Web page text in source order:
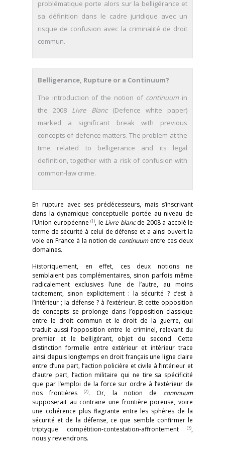
problématique porte alors sur la belligérance et
sa définition dans le cadre juridique avec un
risque de confusion avec la criminalité de droit
commun.
Belligerance, Rupture or a Continuum?
The introduction of the notion of continuum in
the 2008 Livre Blanc(Defence white paper)
marked a significant break with previous
concepts of defence matters. The problem at the
time related to belligerance and its legal
definition, together with a risk of confusion with
common-law crime.
En rupture avec ses prédécesseurs, mais s’inscrivant
dans la dynamique conceptuelle portée au niveau de
l’Union européenne (1), le Livre blancde 2008 a accolé le
terme de sécurité à celui de défense et a ainsi ouvert la
voie en France à la notion de continuumentre ces deux
domaines.
Historiquement, en effet, ces deux notions ne
semblaient pas complémentaires, sinon parfois même
radicalement exclusives l’une de l’autre, au moins
tacitement, sinon explicitement : la sécurité ? c’est à
l’intérieur ; la défense ? à l’extérieur. Et cette opposition
de concepts se prolonge dans l’opposition classique
entre le droit commun et le droit de la guerre, qui
traduit aussi l’opposition entre le criminel, relevant du
premier et le belligérant, objet du second. Cette
distinction formelle entre extérieur et intérieur trace
ainsi depuis longtemps en droit français une ligne claire
entre d’une part, l’action policière et civile à l’intérieur et
d’autre part, l’action militaire qui ne tire sa spécificité
que par l’emploi de la force sur ordre à l’extérieur de
nos frontières(2). Or, la notion de continuum
supposerait au contraire une frontière poreuse, voire
une cohérence plus flagrante entre les sphères de la
sécurité et de la défense, ce que semble confirmer le
triptyque compétition-contestation-affrontement
(3),
nous y reviendrons.